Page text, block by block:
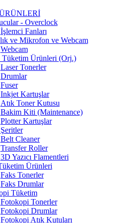
- Overclock
İşlemci Fanları
ve Mikrofon ve Webcam
Webcam
Tüketim Ürünleri (Orj.)
Laser Tonerler
Drumlar
Fuser
Inkjet Kartuşlar
Atık Toner Kutusu
Bakim Kiti (Maintenance)
Plotter Kartuşlar
Şeritler
Belt Cleaner
Transfer Roller
3D Yazıcı Flamentleri
Ürünleri
Faks Tonerler
Faks Drumlar
Tüketim
Fotokopi Tonerler
Fotokopi Drumlar
Fotokopi Atık Kutuları